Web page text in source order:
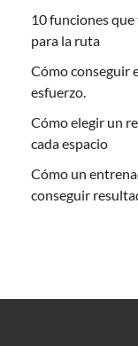
10 funciones
para la ruta
Cómo conseguir
esfuerzo.
Cómo elegir un
cada espacio
Cómo un
conseguir